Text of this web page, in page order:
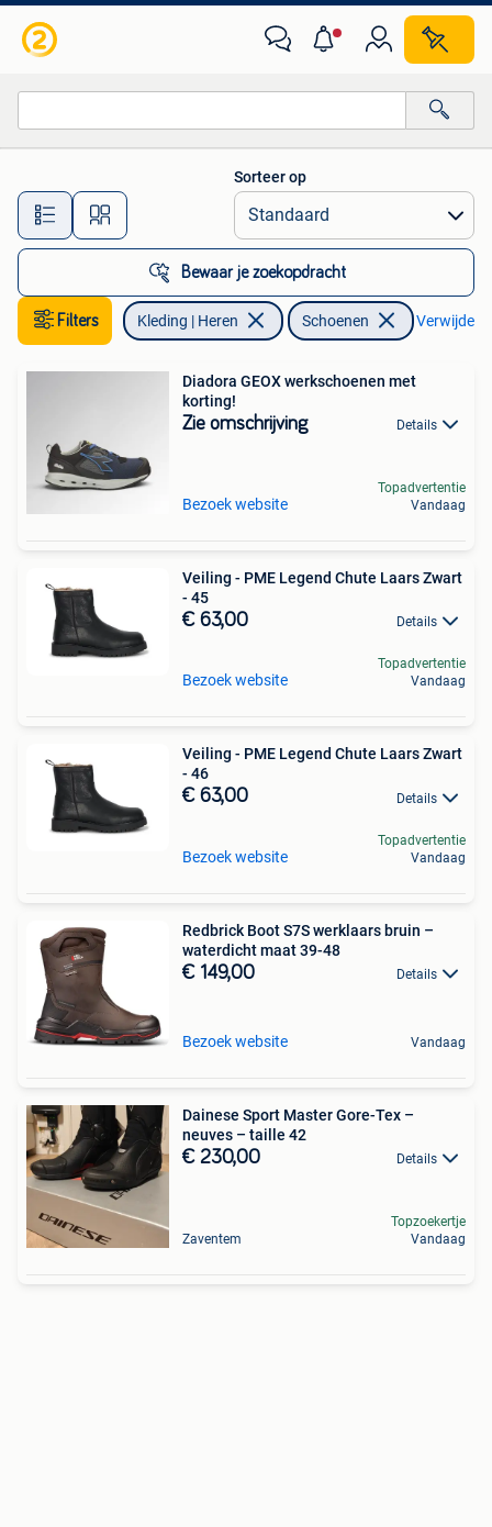
Alle afstanden…
Sorteer op
Bewaar je zoekopdracht
Filters Kleding | Heren Schoenen Verwijder
Diadora GEOX werkschoenen met
korting!
Zie omschrijving Details
Bezoek website
Topadvertentie
Vandaag
Veiling - PME Legend Chute Laars Zwart
- 45
€ 63,00 Details
Bezoek website
Topadvertentie
Vandaag
Veiling - PME Legend Chute Laars Zwart
- 46
€ 63,00 Details
Bezoek website
Topadvertentie
Vandaag
Redbrick Boot S7S werklaars bruin –
waterdicht maat 39-48
€ 149,00 Details
Bezoek website Vandaag
Dainese Sport Master Gore-Tex –
neuves – taille 42
€ 230,00 Details
Zaventem
Topzoekertje
Vandaag